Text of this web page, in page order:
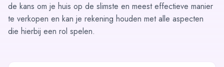
de kans om je huis op de slimste en meest effectieve manier
te verkopen en kan je rekening houden met alle aspecten
die hierbij een rol spelen.